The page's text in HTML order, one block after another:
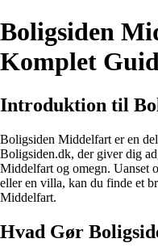
Boligsiden
Komplet
Introduktion til
Boligsiden Middelfart er en
Boligsiden.dk, der giver dig
Middelfart og omegn. Uanset
eller en villa, kan du finde et
Middelfart.
Hvad Gør